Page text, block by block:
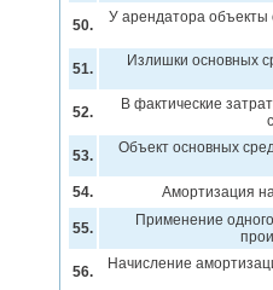
50.
У арендатора объекты
51.
Излишки основных
52.
В фактические
53. Объект основных
54.
Амортизация
55.
Применение
56. Начисление